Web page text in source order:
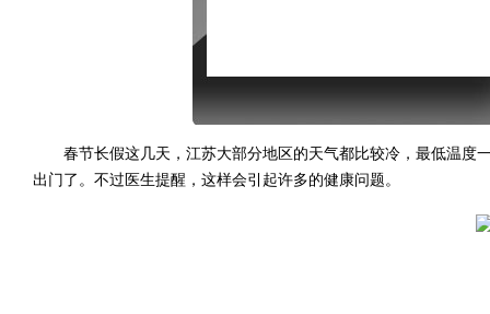
春节长假这几天，江苏大部分地区的天气都比较冷，最低温度
出门了。不过医生提醒，这样会引起许多的健康问题。